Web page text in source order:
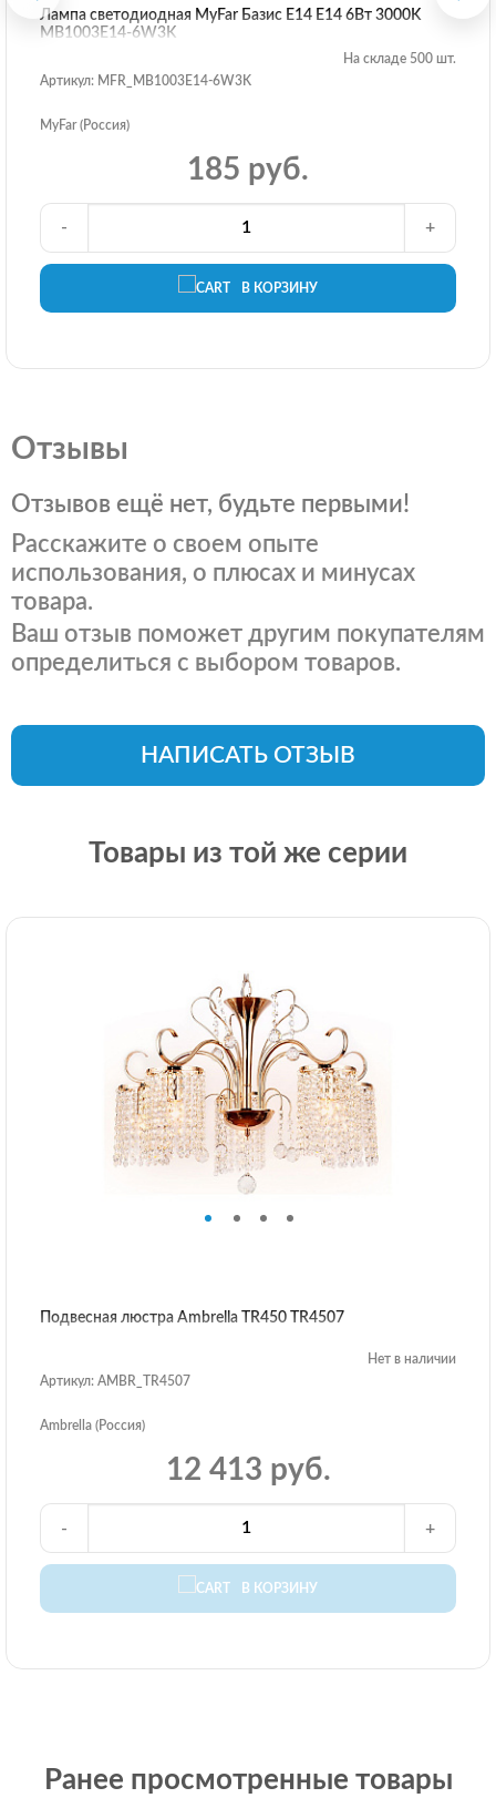
Лампа светодиодная MyFar Базис E14 E14 6Вт 3000K
MB1003E14-6W3K
На складе 500 шт.
Артикул: MFR_MB1003E14-6W3K
MyFar (Россия)
185 руб.
В КОРЗИНУ
- +
Отзывы
Отзывов ещё нет, будьте первыми!
Расскажите о своем опыте
использования, о плюсах и минусах
товара.
Ваш отзыв поможет другим покупателям
определиться с выбором товаров.
НАПИСАТЬ ОТЗЫВ
Товары из той же серии
Подвесная люстра Ambrella TR450 TR4507
Нет в наличии
Артикул: AMBR_TR4507
Ambrella (Россия)
12 413 руб.
В КОРЗИНУ
- +
Ранее просмотренные товары